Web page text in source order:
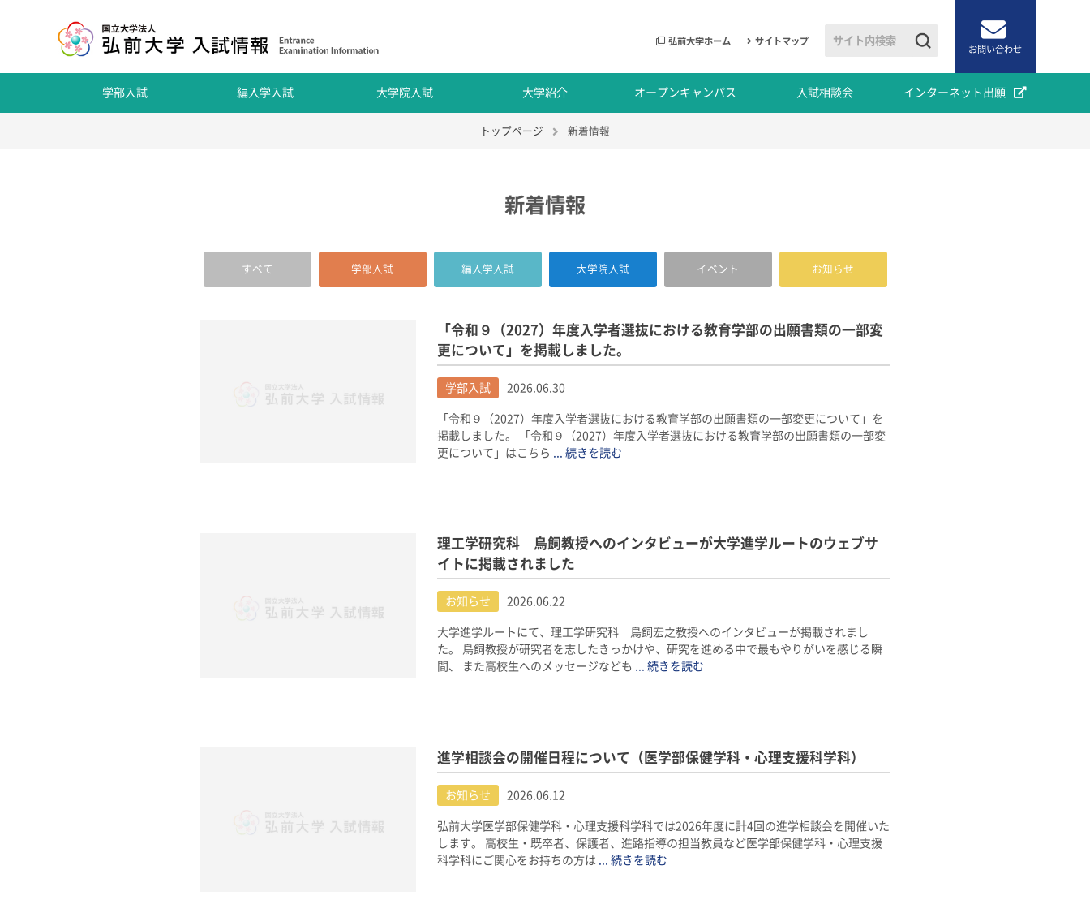
弘前大学ホーム
サイトマップ
お問い合わせ
学部入試 編入学入試 大学院入試 大学紹介 オープンキャンパス 入試相談会 インターネット出願
トップページ 新着情報
新着情報
すべて 学部入試 編入学入試 大学院入試 イベント お知らせ
「令和９（2027）年度入学者選抜における教育学部の出願書類の一部変
更について」を掲載しました。
学部入試 2026.06.30
「令和９（2027）年度入学者選抜における教育学部の出願書類の一部変更について」を
掲載しました。 「令和９（2027）年度入学者選抜における教育学部の出願書類の一部変
更について」はこちら
... 続きを読む
理工学研究科 鳥飼教授へのインタビューが大学進学ルートのウェブサ
イトに掲載されました
お知らせ 2026.06.22
大学進学ルートにて、理工学研究科 鳥飼宏之教授へのインタビューが掲載されまし
た。 鳥飼教授が研究者を志したきっかけや、研究を進める中で最もやりがいを感じる瞬
間、 また高校生へのメッセージなども
... 続きを読む
進学相談会の開催日程について（医学部保健学科・心理支援科学科）
お知らせ 2026.06.12
弘前大学医学部保健学科・心理支援科学科では2026年度に計4回の進学相談会を開催いた
します。 高校生・既卒者、保護者、進路指導の担当教員など医学部保健学科・心理支援
科学科にご関心をお持ちの方は
... 続きを読む